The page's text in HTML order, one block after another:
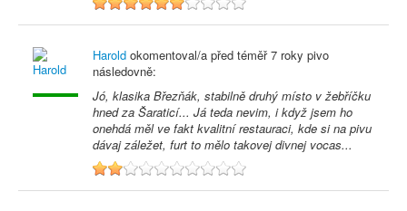
Harold okomentoval/a před téměř 7 roky pivo
následovně:
Jó, klasika Březňák, stabilně druhý místo v žebříčku
hned za Šaraticí... Já teda nevim, i když jsem ho
onehdá měl ve fakt kvalitní restauraci, kde si na pivu
dávaj záležet, furt to mělo takovej divnej vocas...
2